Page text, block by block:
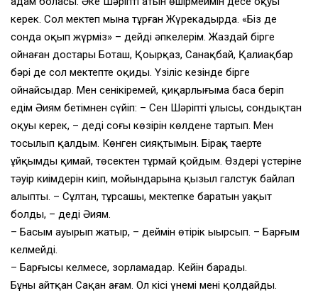
керек. Сол мектеп мына тұрған Жүрекадырда. «Біз де
сонда оқып жүрміз» – дейді әпкелерім. Жаздай бірге
ойнаған достарың Боташ, Қоңырқаз, Санақбай, Қалиақбар
бәрі де сол мектепте оқиды. Үзіліс кезінде бірге
ойнайсыңдар. Мен сеніңкіремей, қиқарлығыма баса беріп
едім Әиям бетімнен сүйіп: – Сен Шәріптің ұлысың, сондықтан
оқуың керек, – деді соңғы көзірін көлденең тартып. Мен
тосылып қалдым. Көнген сияқтымын. Бірақ таңертең
ұйқымды қимай, төсектен тұрмай қойдым. Өздері үстеріне
тәуір киімдерін киіп, мойындарына қызыл галстук байлап
алыпты. – Сұлтан, тұрсаңшы, мектепке баратын уақыт
болды, – деді Әиям.
– Басым ауырып жатыр, – деймін өтірік ыңырсып. – Барғым
келмейді.
– Барғысы келмесе, зорламаңдар. Кейін барады.
Бұны айтқан Сақан ағам. Ол кісі үнемі мені қолдайды.